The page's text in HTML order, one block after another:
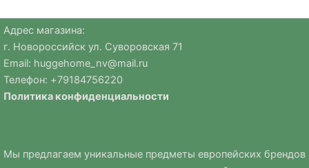
Адрес магазина:
г. Новороссийск ул. Суворовская 71
Email: huggehome_nv@mail.ru
Телефон: +79184756220
Политика конфиденциальности
Мы предлагаем уникальные предметы европейских брендов